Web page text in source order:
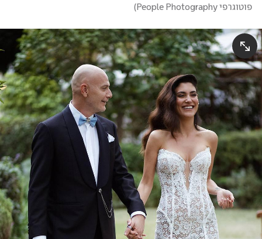
פוטוגרפי People Photography
)